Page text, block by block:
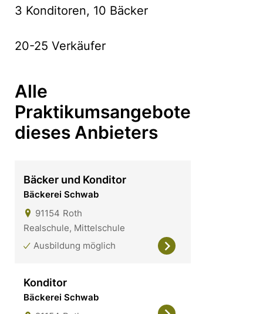
3 Konditoren, 10 Bäcker
20-25 Verkäufer
Alle
Praktikumsangebote
dieses Anbieters
Bäcker und Konditor
Bäckerei Schwab
91154 Roth
Realschule, Mittelschule
Ausbildung möglich
Konditor
Bäckerei Schwab